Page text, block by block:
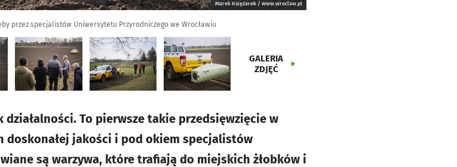
Marek Księżarek / www.wroclaw.pl
przez specjalistów Uniwersytetu Przyrodniczego we Wrocławiu
GALERIA
ZDJĘĆ
To pierwsze takie przedsięwzięcie w
doskonałej jakości i pod okiem specjalistów
są warzywa, które trafiają do miejskich żłobków i